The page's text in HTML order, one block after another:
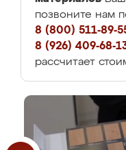
позвоните нам
8 (800) 511-89-
8 (926) 409-68-
рассчитает